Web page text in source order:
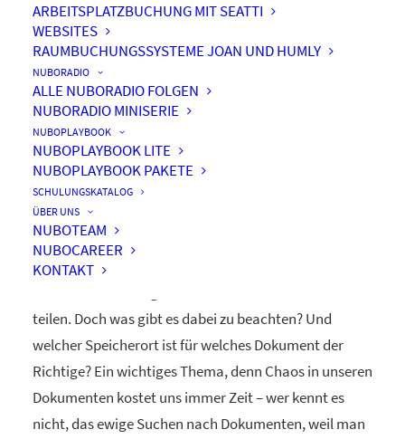
ARBEITSPLATZBUCHUNG MIT SEATTI
WEBSITES
RAUMBUCHUNGSSYSTEME JOAN UND HUMLY
NUBORADIO
ALLE NUBORADIO FOLGEN
NUBORADIO MINISERIE
NUBOPLAYBOOK
NUBOPLAYBOOK LITE
NUBOPLAYBOOK PAKETE
SCHULUNGSKATALOG
ÜBER UNS
NUBOTEAM
NUBOCAREER
KONTAKT
Dokumente teilen
Office365 bietet uns viele verschiedene Möglichkeiten
teilen. Doch was gibt es dabei zu beachten? Und
welcher Speicherort ist für welches Dokument der
Richtige? Ein wichtiges Thema, denn Chaos in unseren
Dokumenten kostet uns immer Zeit – wer kennt es
nicht, das ewige Suchen nach Dokumenten, weil man